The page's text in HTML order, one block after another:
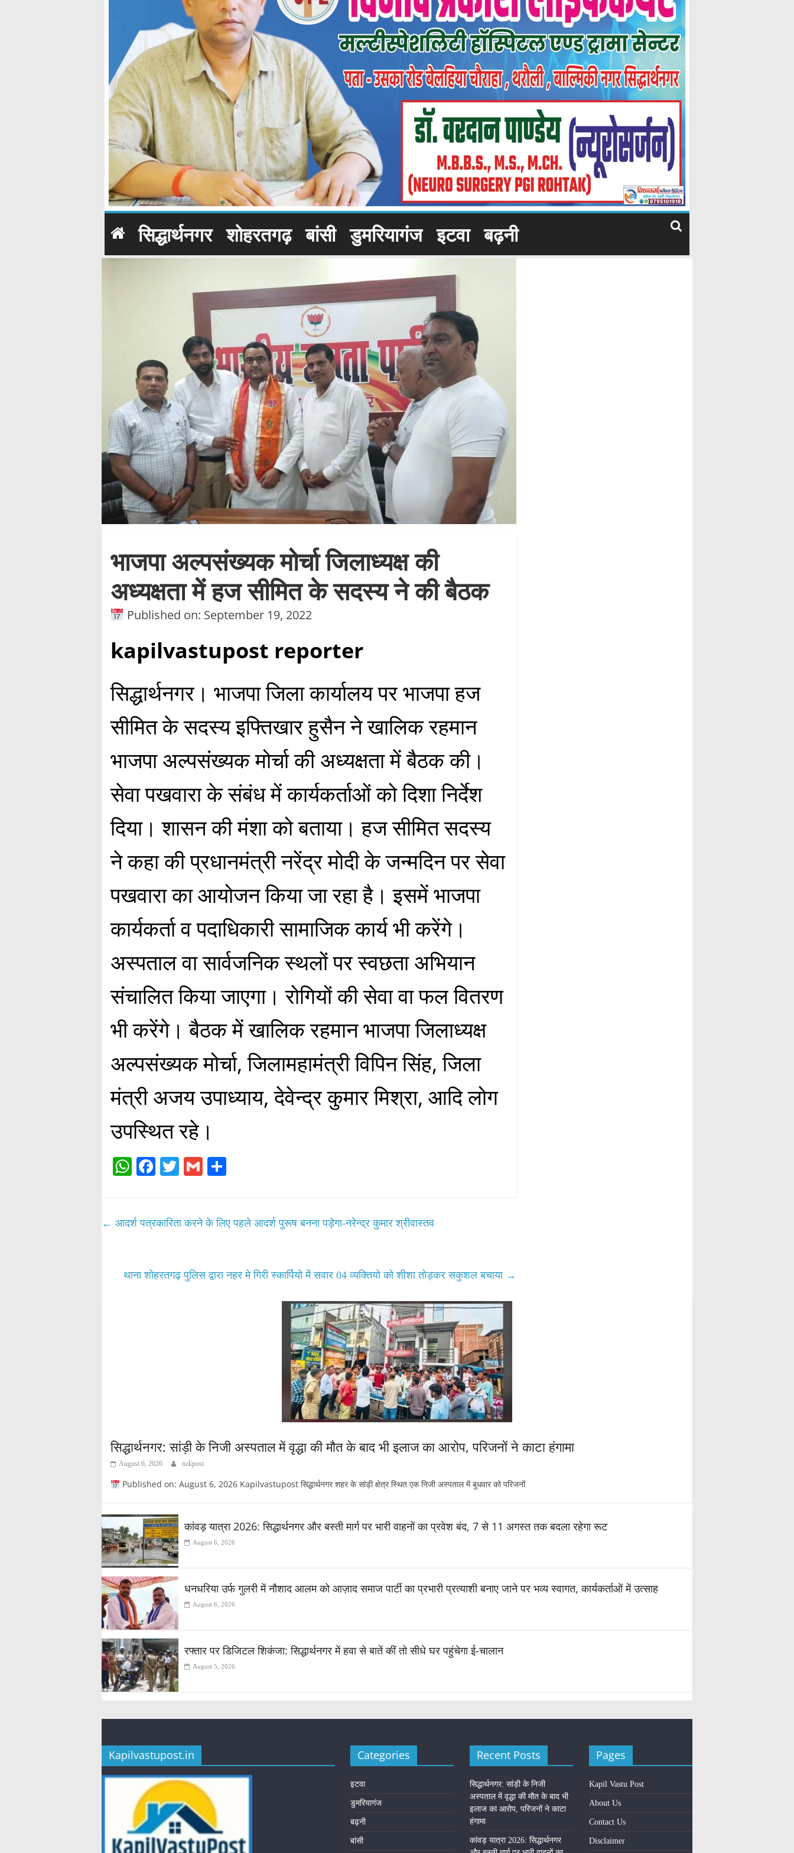
सिद्धार्थनगर शोहरतगढ़ बांसी डुमरियागंज इटवा बढ़नी
भाजपा अल्पसंख्यक मोर्चा जिलाध्यक्ष की
अध्यक्षता में हज सीमित के सदस्य ने की बैठक
Published on: September 19, 2022
kapilvastupost reporter
सिद्धार्थनगर। भाजपा जिला कार्यालय पर भाजपा हज
सीमित के सदस्य इफ्तिखार हुसैन ने खालिक रहमान
भाजपा अल्पसंख्यक मोर्चा की अध्यक्षता में बैठक की।
सेवा पखवारा के संबंध में कार्यकर्ताओं को दिशा निर्देश
दिया। शासन की मंशा को बताया। हज सीमित सदस्य
ने कहा की प्रधानमंत्री नरेंद्र मोदी के जन्मदिन पर सेवा
पखवारा का आयोजन किया जा रहा है। इसमें भाजपा
कार्यकर्ता व पदाधिकारी सामाजिक कार्य भी करेंगे।
अस्पताल वा सार्वजनिक स्थलों पर स्वछता अभियान
संचालित किया जाएगा। रोगियों की सेवा वा फल वितरण
भी करेंगे। बैठक में खालिक रहमान भाजपा जिलाध्यक्ष
अल्पसंख्यक मोर्चा, जिलामहामंत्री विपिन सिंह, जिला
मंत्री अजय उपाध्याय, देवेन्द्र कुमार मिश्रा, आदि लोग
उपस्थित रहे।
W
A
Fa
ok
T
r
G
← आदर्श पत्रकारिता करने के लिए पहले आदर्श पुरूष बनना पड़ेगा-नरेन्द्र कुमार श्रीवास्तव
थाना शोहरतगढ़ पुलिस द्वारा नहर मे गिरी स्कार्पियो में सवार 04 व्यक्तियो को शीशा तोड़कर सकुशल बचाया →
सिद्धार्थनगर: सांड़ी के निजी अस्पताल में वृद्धा की मौत के बाद भी इलाज का आरोप, परिजनों ने काटा हंगामा
August 6, 2026 nzkpost
Published on: August 6, 2026 Kapilvastupost सिद्धार्थनगर शहर के सांड़ी क्षेत्र स्थित एक निजी अस्पताल में बुधवार को परिजनों
कांवड़ यात्रा 2026: सिद्धार्थनगर और बस्ती मार्ग पर भारी वाहनों का प्रवेश बंद, 7 से 11 अगस्त तक बदला रहेगा रूट
August 6, 2026
धनधरिया उर्फ गुलरी में नौशाद आलम को आज़ाद समाज पार्टी का प्रभारी प्रत्याशी बनाए जाने पर भव्य स्वागत, कार्यकर्ताओं में उत्साह
August 6, 2026
रफ्तार पर डिजिटल शिकंजा: सिद्धार्थनगर में हवा से बातें कीं तो सीधे घर पहुंचेगा ई-चालान
August 5, 2026
Kapilvastupost.in Categories
इटवा
डुमरियागंज
बढ़नी
बांसी
Recent Posts
सिद्धार्थनगर: सांड़ी के निजी
अस्पताल में वृद्धा की मौत के बाद भी
इलाज का आरोप, परिजनों ने काटा
हंगामा
कांवड़ यात्रा 2026: सिद्धार्थनगर
Pages
Kapil Vastu Post
About Us
Contact Us
Disclaimer